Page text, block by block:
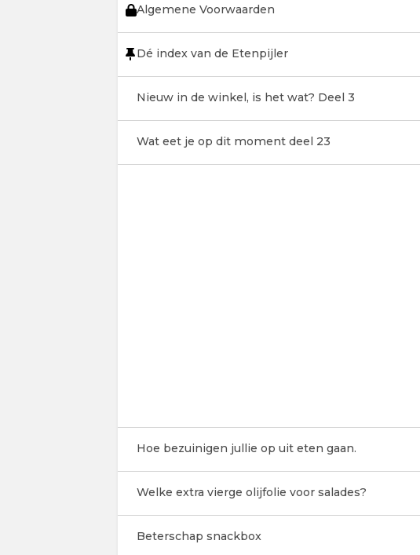
Algemene Voorwaarden
Dé index van de Etenpijler
Nieuw in de winkel, is het wat? Deel 3
Wat eet je op dit moment deel 23
Hoe bezuinigen jullie op uit eten gaan.
Welke extra vierge olijfolie voor salades?
Beterschap snackbox